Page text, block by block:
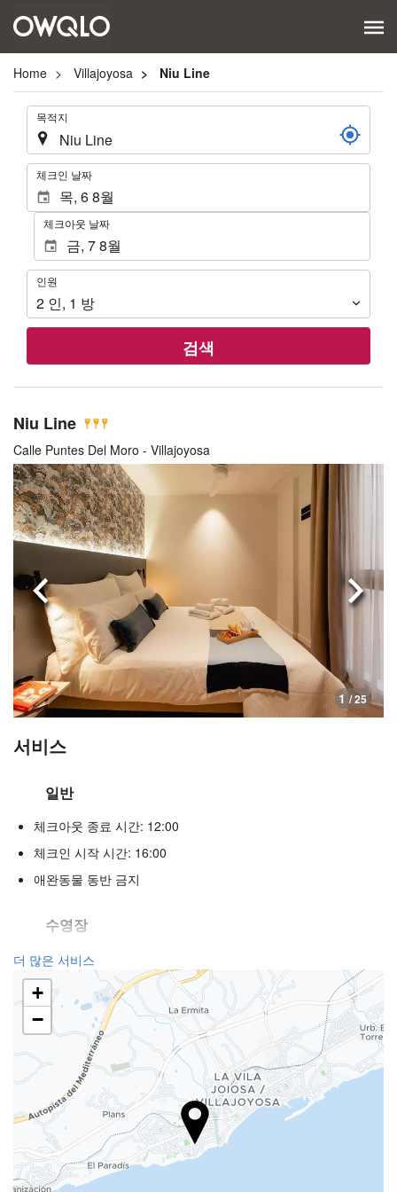
Home Villajoyosa Niu Line
. 목적지
. 체크인 날짜
체크아웃 날짜
인
원
인원
2 인, 1 방
검색
Niu Line
Calle Puntes Del Moro - Villajoyosa
1 / 25
이전으로 다음
서비스
일반
체크아웃 종료 시간: 12:00
체크인 시작 시간: 16:00
애완동물 동반 금지
수영장
수영장
리셉션 서비스
수하물 보관소
주차장
주차장
인터넷
더 많은 서비스
+
−